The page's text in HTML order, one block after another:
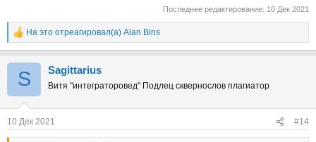
Последнее редактирование: 10 Дек 2021
Р
е
На это отреагировал(а) Alan Bins
S Sаgittarius
Витя "интеграторовед" Подлец сквернослов плагиатор
10 Дек 2021 #14